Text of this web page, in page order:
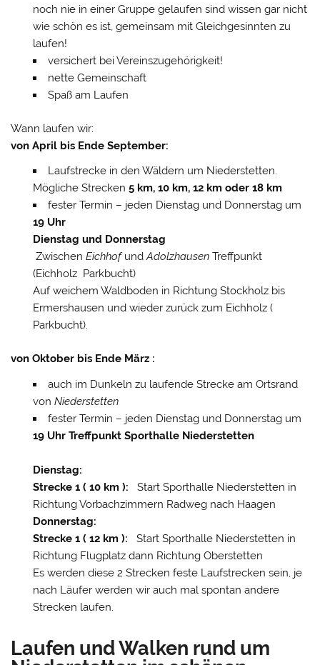
noch nie in einer Gruppe gelaufen sind wissen gar nicht
wie schön es ist, gemeinsam mit Gleichgesinnten zu
laufen!
versichert bei Vereinszugehörigkeit!
nette Gemeinschaft
Spaß am Laufen
Wann laufen wir:
von April bis Ende September:
Laufstrecke in den Wäldern um Niederstetten.
Mögliche Strecken 5 km, 10 km, 12 km oder 18 km
fester Termin – jeden Dienstag und Donnerstag um
19 Uhr
Dienstag und Donnerstag
Zwischen EichhofundAdolzhausenTreffpunkt
(Eichholz Parkbucht)
Auf weichem Waldboden in Richtung Stockholz bis
Ermershausen und wieder zurück zum Eichholz (
Parkbucht).
von Oktober bis Ende März :
auch im Dunkeln zu laufende Strecke am Ortsrand
von Niederstetten
fester Termin – jeden Dienstag und Donnerstag um
19 Uhr Treffpunkt Sporthalle Niederstetten
Dienstag:
Strecke 1 ( 10 km ): Start Sporthalle Niederstetten in
Richtung Vorbachzimmern Radweg nach Haagen
Donnerstag:
Strecke 1 ( 12 km ): Start Sporthalle Niederstetten in
Richtung Flugplatz dann Richtung Oberstetten
Es werden diese 2 Strecken feste Laufstrecken sein, je
nach Läufer werden wir auch mal spontan andere
Strecken laufen.
Laufen und Walken rund um